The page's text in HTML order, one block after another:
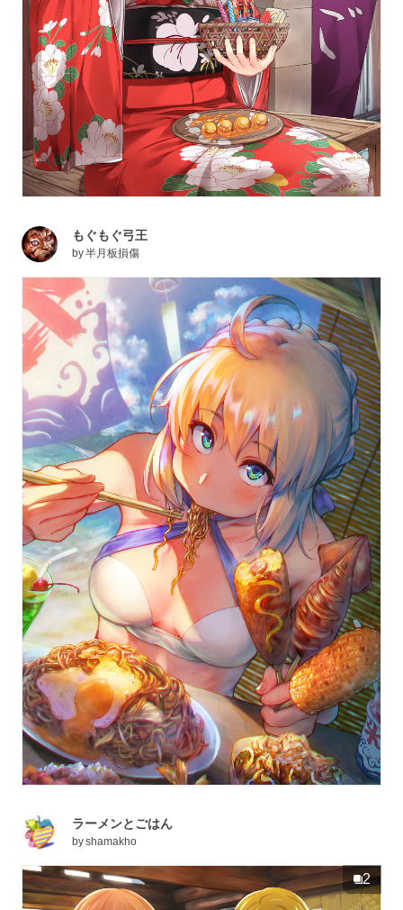
もぐもぐ弓王
by半月板損傷
ラーメンとごはん
byshamakho
2